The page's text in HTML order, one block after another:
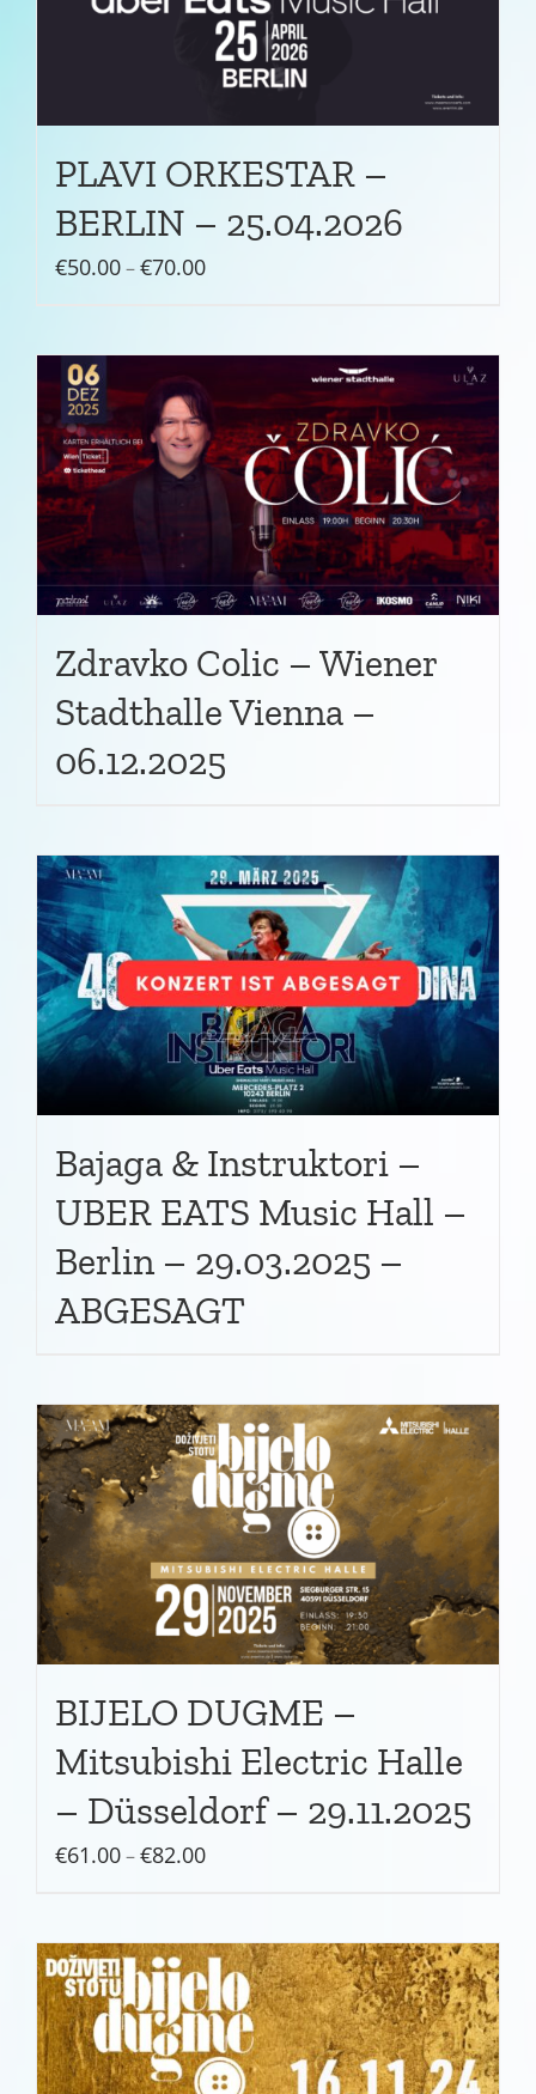
PLAVI ORKESTAR –
BERLIN – 25.04.2026
€50.00–€70.00Preisspanne:
€70.00
Zdravko Colic – Wiener
Stadthalle Vienna –
06.12.2025
Bajaga & Instruktori –
UBER EATS Music Hall –
Berlin – 29.03.2025 –
ABGESAGT
BIJELO DUGME –
Mitsubishi Electric Halle
– Düsseldorf – 29.11.2025
€61.00–€82.00Preisspanne:
€82.00